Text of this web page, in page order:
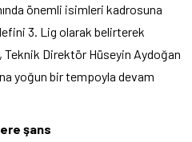
önemli isimleri kadrosuna
3. Lig olarak belirterek
Teknik Direktör Hüseyin Aydoğan
yoğun bir tempoyla devam
şans